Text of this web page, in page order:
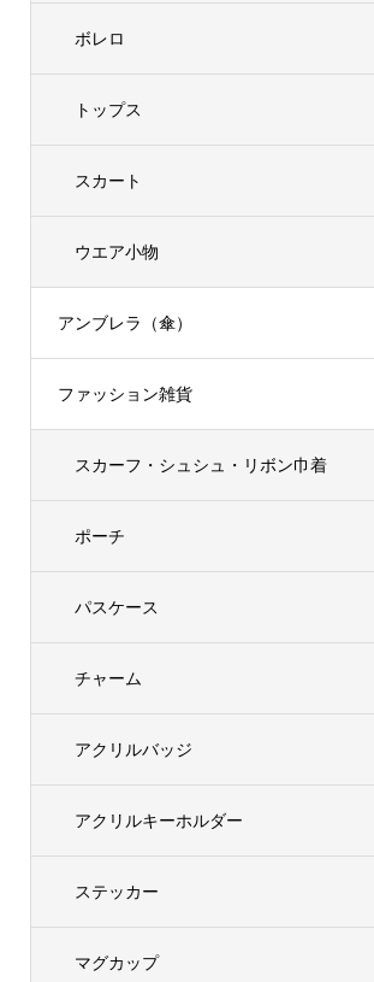
ボレロ
トップス
スカート
ウエア小物
アンブレラ（傘）
ファッション雑貨
スカーフ・シュシュ・リボン巾着
ポーチ
パスケース
チャーム
アクリルバッジ
アクリルキーホルダー
ステッカー
マグカップ